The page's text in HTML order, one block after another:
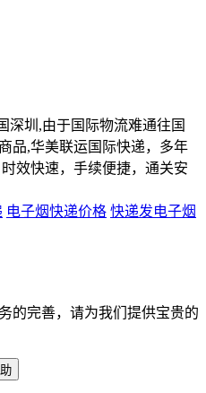
深圳,由于国际物流难通往国
品,华美联运国际快递，多年
效快速，手续便捷，通关安
电子烟快递价格 快递发电子烟
的完善，请为我们提供宝贵的